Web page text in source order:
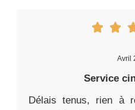
Avril
Service
Délais tenus, rien à